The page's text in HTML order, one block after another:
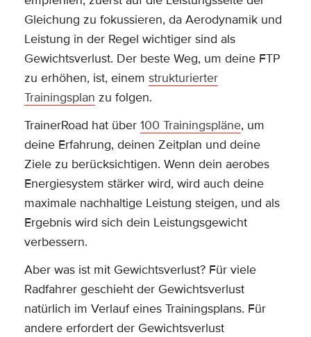
Gleichung zu fokussieren, da Aerodynamik und
Leistung in der Regel wichtiger sind als
Gewichtsverlust. Der beste Weg, um deine FTP
zu erhöhen, ist, einem strukturierter
Trainingsplan zu folgen.
TrainerRoad hat über 100 Trainingspläne, um
deine Erfahrung, deinen Zeitplan und deine
Ziele zu berücksichtigen. Wenn dein aerobes
Energiesystem stärker wird, wird auch deine
maximale nachhaltige Leistung steigen, und als
Ergebnis wird sich dein Leistungsgewicht
verbessern.
Aber was ist mit Gewichtsverlust? Für viele
Radfahrer geschieht der Gewichtsverlust
natürlich im Verlauf eines Trainingsplans. Für
andere erfordert der Gewichtsverlust